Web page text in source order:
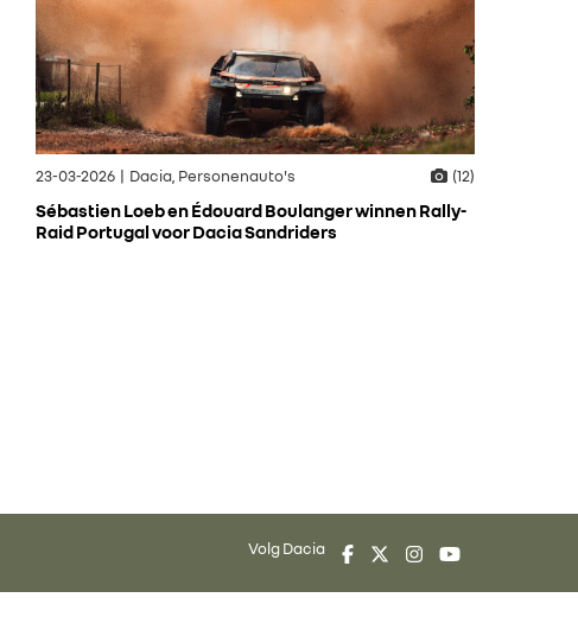
23-03-2026 | Dacia, Personenauto's (12)
Sébastien Loeb en Édouard Boulanger winnen Rally-
Raid Portugal voor Dacia Sandriders
Volg Dacia